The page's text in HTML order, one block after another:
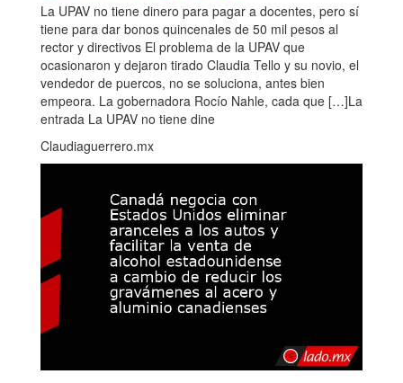
La UPAV no tiene dinero para pagar a docentes, pero sí
tiene para dar bonos quincenales de 50 mil pesos al
rector y directivos El problema de la UPAV que
ocasionaron y dejaron tirado Claudia Tello y su novio, el
vendedor de puercos, no se soluciona, antes bien
empeora. La gobernadora Rocío Nahle, cada que […]La
entrada La UPAV no tiene dine
Claudiaguerrero.mx